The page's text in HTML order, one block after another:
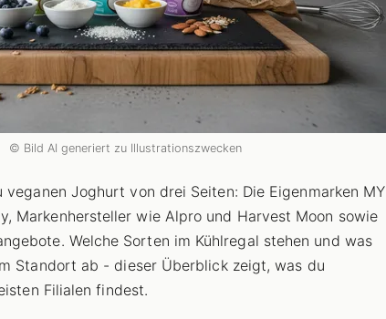
© Bild AI generiert zu Illustrationszwecken
veganen Joghurt von drei Seiten: Die Eigenmarken MY
Markenhersteller wie Alpro und Harvest Moon sowie
Welche Sorten im Kühlregal stehen und was
Standort ab - dieser Überblick zeigt, was du
Filialen findest.